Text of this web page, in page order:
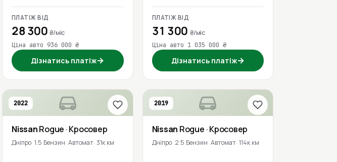
ПЛАТІЖ ВІД
28 300 ₴/міс
Ціна авто 936 000 ₴
Дізнатись платіж→
ПЛАТІЖ ВІД
31 300 ₴/міс
Ціна авто 1 035 000 ₴
Дізнатись платіж→
2022
NissanRogue · Кросовер
Дніпро 1.5 Бензин Автомат 31к км
2019
Nissan Rogue · Кросовер
Дніпро 2.5 Бензин Автомат 114к км